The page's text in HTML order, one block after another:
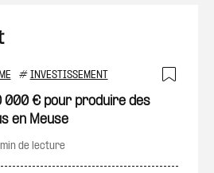
# INVESTISSEMENT
000 € pour produire des
en Meuse
de lecture